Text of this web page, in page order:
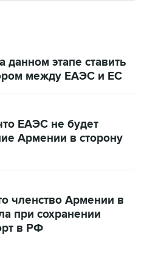
данном этапе ставить
между ЕАЭС и ЕС
ЕАЭС не будет
Армении в сторону
членство Армении в
при сохранении
в РФ